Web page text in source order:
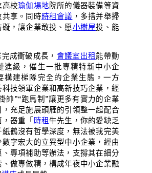
高校瑜伽場地院所的儀器裝備等資
享。同時時租會議 ，多措并舉掃
，讓企業敢投、愿小樹屋投、能
成衝破成長， 會議室出租 能帶動
進級，催生一批專精特新中小企
構建梯隊完全的企業生態。一方
技領軍企業和高新技巧企業，經
帥”“跑馬制”讓更多有實力的企業
充足施展頭雁的引領整一起配合
器重「 時租牛先生，你的愛缺乏
鶴沒有哲學深度，無法被我完美
字宏大的立異型中小企業，經由
專項補助等辦法，支撐其在細分
做專做精，構成年夜中小企業融